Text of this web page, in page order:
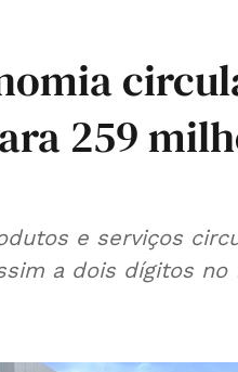
259
e serviços
a dois dígitos no